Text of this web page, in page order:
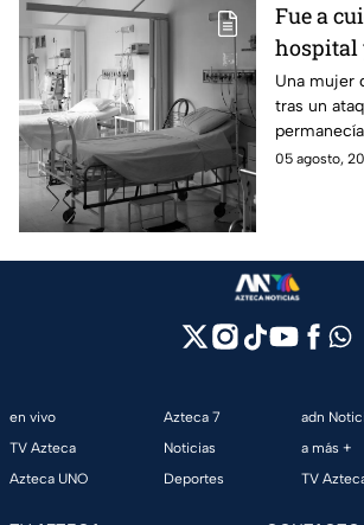
Fue a
hospital
vida:
asfixiado
Una mujer
tras un
hospital de
05 agosto,
en vivo
TV Azteca
Azteca UNO
Azteca 7
Noticias
Deportes
adn
a más +
TV